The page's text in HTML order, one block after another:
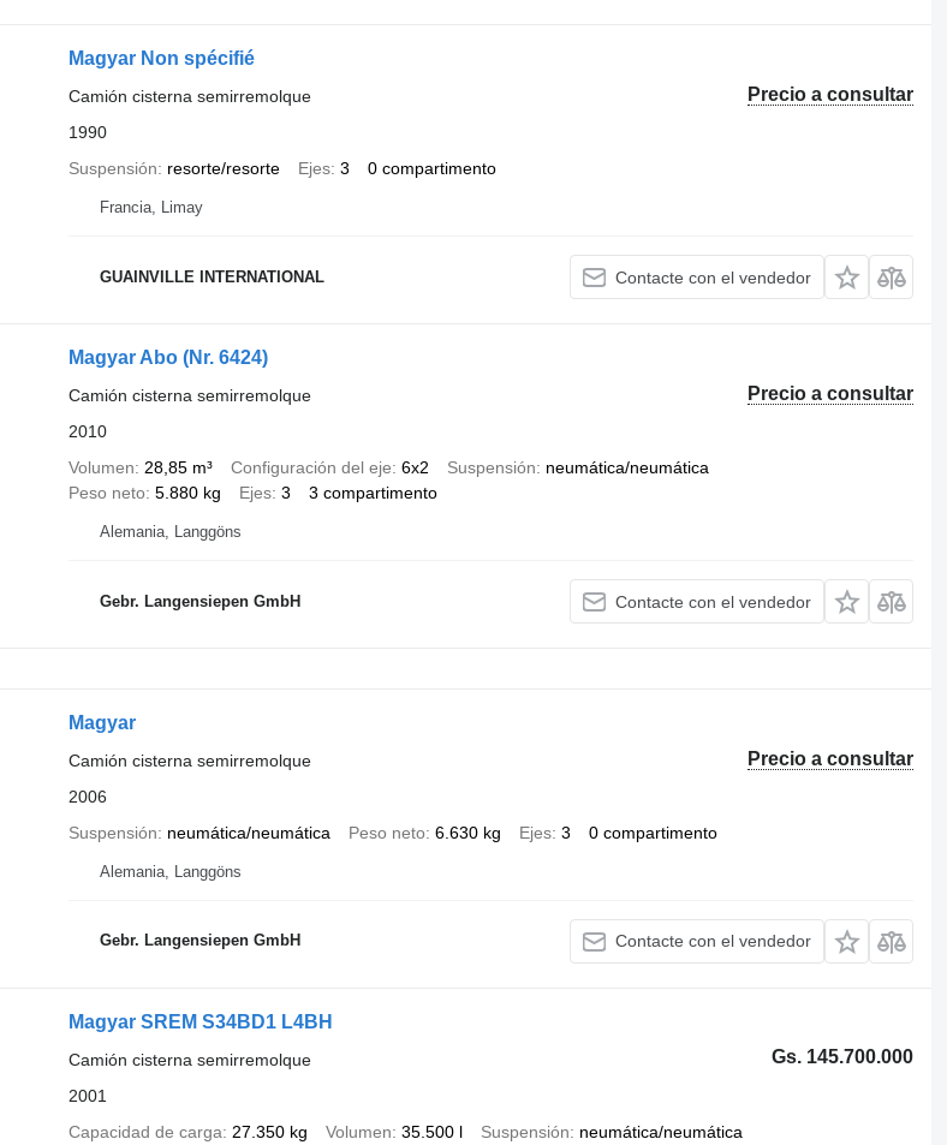
Magyar Non spécifié
Precio a consultar
Camión cisterna semirremolque
1990
Suspensión
resorte/resorte Ejes 3 0 compartimento
Francia, Limay
GUAINVILLE INTERNATIONAL Contacte con el vendedor
Magyar Abo (Nr. 6424)
Precio a consultar
Camión cisterna semirremolque
2010
Volumen
28,85 m³ Configuración del eje 6x2 Suspensión
neumática/neumática
Peso neto 5.880 kg Ejes 3 3 compartimento
Alemania, Langgöns
Gebr. Langensiepen GmbH Contacte con el vendedor
Magyar
Precio a consultar
Camión cisterna semirremolque
2006
Suspensión
neumática/neumática Peso neto 6.630 kg Ejes 3 0 compartimento
Alemania, Langgöns
Gebr. Langensiepen GmbH Contacte con el vendedor
Magyar SREM S34BD1 L4BH
Gs. 145.700.000
Camión cisterna semirremolque
2001
Capacidad de carga
27.350 kg Volumen 35.500 l Suspensión
neumática/neumática